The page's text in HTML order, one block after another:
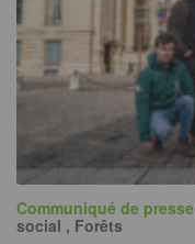
Communiqué de presse
social , Forêts